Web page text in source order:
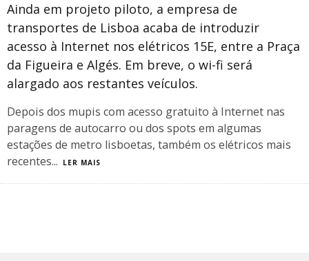
Ainda em projeto piloto, a empresa de
transportes de Lisboa acaba de introduzir
acesso à Internet nos elétricos 15E, entre a Praça
da Figueira e Algés. Em breve, o wi-fi será
alargado aos restantes veículos.
Depois dos mupis com acesso gratuito à Internet nas
paragens de autocarro ou dos spots em algumas
estações de metro lisboetas, também os elétricos mais
recentes... LER MAIS